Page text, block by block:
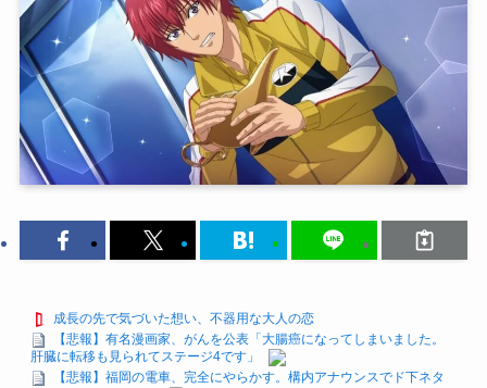
成長の先で気づいた想い、不器用な大人の恋
【悲報】有名漫画家、がんを公表「大腸癌になってしまいました。
肝臓に転移も見られてステージ4です」
【悲報】福岡の電車、完全にやらかす。構内アナウンスでド下ネタ